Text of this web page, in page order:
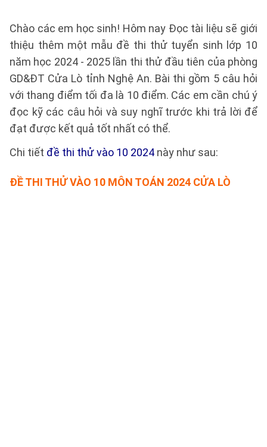
Chào các em học sinh! Hôm nay Đọc tài liệu sẽ giới
thiệu thêm một mẫu đề thi thử tuyển sinh lớp 10
năm học 2024 - 2025 lần thi thử đầu tiên của phòng
GD&ĐT Cửa Lò tỉnh Nghệ An. Bài thi gồm 5 câu hỏi
với thang điểm tối đa là 10 điểm. Các em cần chú ý
đọc kỹ các câu hỏi và suy nghĩ trước khi trả lời để
đạt được kết quả tốt nhất có thể.
Chi tiết đề thi thử vào 10 2024 này như sau:
ĐỀ THI THỬ VÀO 10 MÔN TOÁN 2024 CỬA LÒ